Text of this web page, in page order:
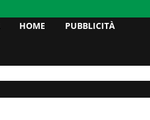
HOME PUBBLICITÀ